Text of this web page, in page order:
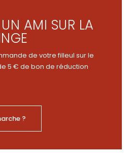
AMI SUR LA
de votre filleul sur le
5 € de bon de réduction
?